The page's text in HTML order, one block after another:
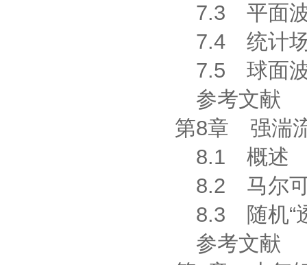
7.3 平面波
7.4 统计场
7.5 球面波
参考文献
第8章 强湍
8.1 概述
8.2 马尔可
8.3 随机“
参考文献